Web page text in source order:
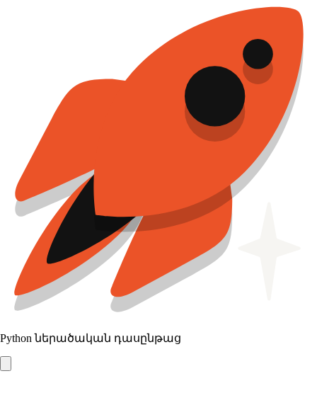
Python ներածական դասընթաց